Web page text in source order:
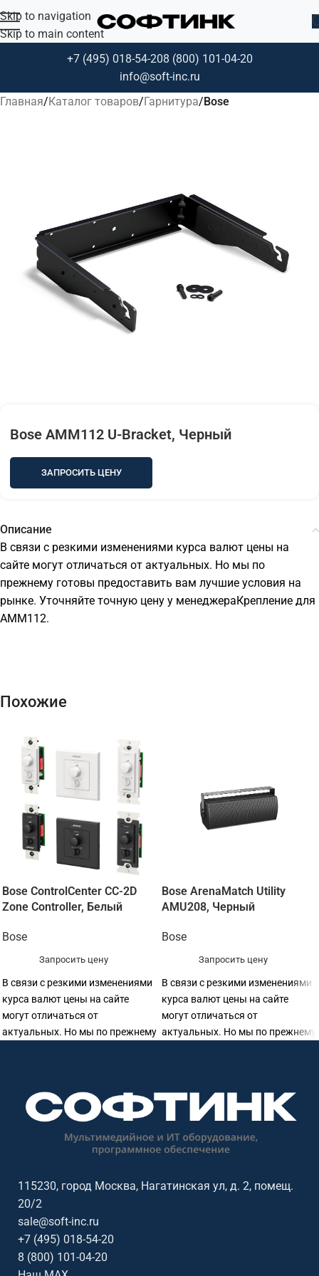
Skip to navigation
Skip to main content
+7 (495) 018-54-208 (800) 101-04-20
info@soft-inc.ru
Главная Каталог товаров Гарнитура Bose
Bose AMM112 U-Bracket, Черный
ЗАПРОСИТЬ ЦЕНУ
Описание
В связи с резкими изменениями курса валют цены на
сайте могут отличаться от актуальных. Но мы по
прежнему готовы предоставить вам лучшие условия на
рынке. Уточняйте точную цену у менеджераКрепление для
AMM112.
Похожие
Bose ControlCenter CC-2D
Zone Controller, Белый
Bose
Запросить цену
В связи с резкими изменениями
курса валют цены на сайте
могут отличаться от
актуальных. Но мы по прежнему
Bose ArenaMatch Utility
AMU208, Черный
Bose
Запросить цену
В связи с резкими изменениями
курса валют цены на сайте
могут отличаться от
актуальных. Но мы по прежнему
115230, город Москва, Нагатинская ул, д. 2, помещ.
20/2
sale@soft-inc.ru
+7 (495) 018-54-20
8 (800) 101-04-20